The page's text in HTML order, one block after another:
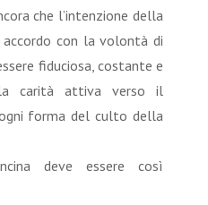
che l’intenzione della
accordo con la volontà di
fiduciosa, costante e
carità attiva verso il
forma del culto della
deve essere così